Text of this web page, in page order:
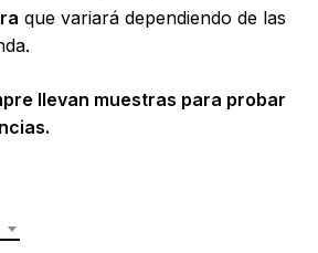
que variará dependiendo de las
llevan muestras para probar